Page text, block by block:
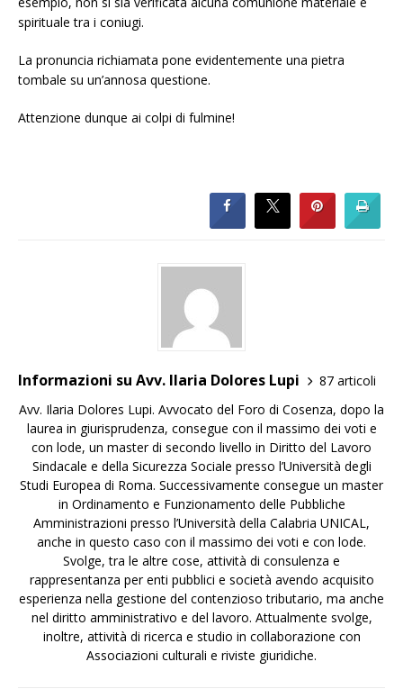
spirituale tra i coniugi.
La pronuncia richiamata pone evidentemente una pietra
tombale su un’annosa questione.
Attenzione dunque ai colpi di fulmine!
Informazioni su Avv. Ilaria Dolores Lupi
87 articoli
Avv. Ilaria Dolores Lupi. Avvocato del Foro di Cosenza, dopo la
laurea in giurisprudenza, consegue con il massimo dei voti e
con lode, un master di secondo livello in Diritto del Lavoro
Sindacale e della Sicurezza Sociale presso l’Università degli
Studi Europea di Roma. Successivamente consegue un master
in Ordinamento e Funzionamento delle Pubbliche
Amministrazioni presso l’Università della Calabria UNICAL,
anche in questo caso con il massimo dei voti e con lode.
Svolge, tra le altre cose, attività di consulenza e
rappresentanza per enti pubblici e società avendo acquisito
esperienza nella gestione del contenzioso tributario, ma anche
nel diritto amministrativo e del lavoro. Attualmente svolge,
inoltre, attività di ricerca e studio in collaborazione con
Associazioni culturali e riviste giuridiche.